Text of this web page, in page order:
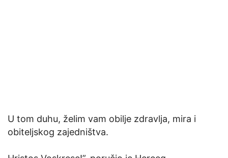
U tom duhu, želim vam obilje zdravlja, mira i
obiteljskog zajedništva.